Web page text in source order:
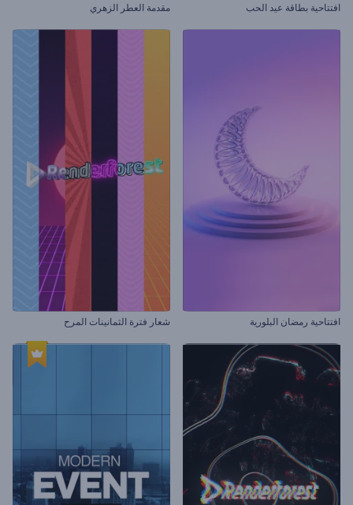
افتتاحية بطاقة عيد الحب مقدمة العطر الزهري
افتتاحية رمضان البلورية شعار فترة الثمانينات المرح